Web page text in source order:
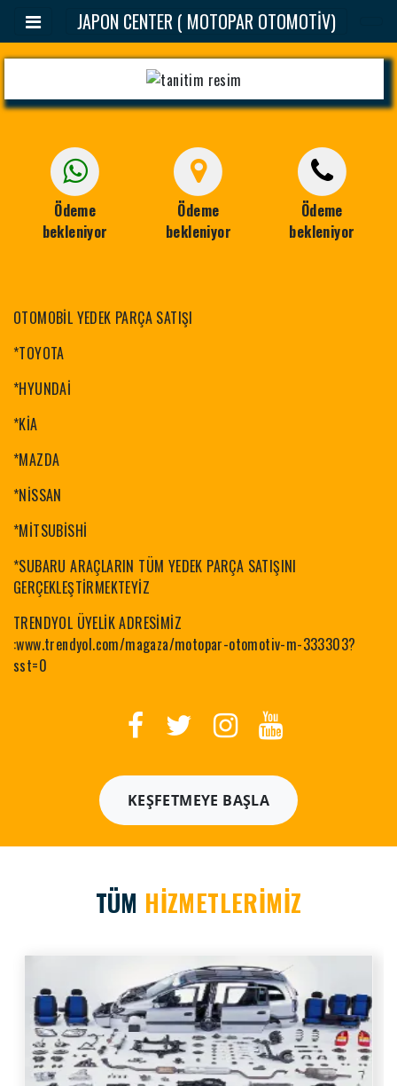
JAPON CENTER ( MOTOPAR OTOMOTİV)
Ödeme
bekleniyor
Ödeme
bekleniyor
Ödeme
bekleniyor
OTOMOBİL YEDEK PARÇA SATIŞI
*TOYOTA
*HYUNDAİ
*KİA
*MAZDA
*NİSSAN
*MİTSUBİSHİ
*SUBARU ARAÇLARIN TÜM YEDEK PARÇA SATIŞINI
GERÇEKLEŞTİRMEKTEYİZ
TRENDYOL ÜYELİK ADRESİMİZ
:www.trendyol.com/magaza/motopar-otomotiv-m-333303?
sst=0
KEŞFETMEYE BAŞLA
TÜM HİZMETLERİMİZ